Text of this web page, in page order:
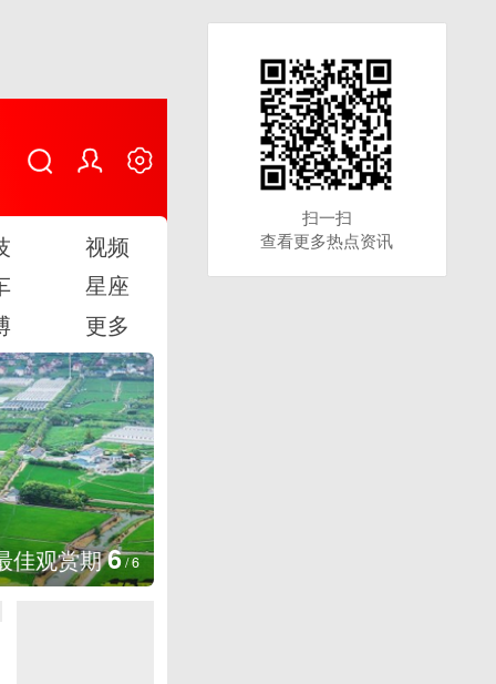
视频
星座
更多
6/6
扫一扫
查看更多热点资讯
扫一扫
查看更多热点资讯